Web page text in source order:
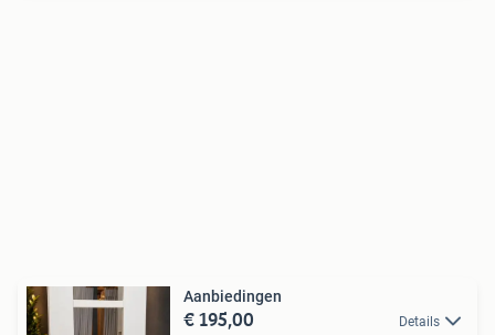
Aanbiedingen
€ 195,00 Details